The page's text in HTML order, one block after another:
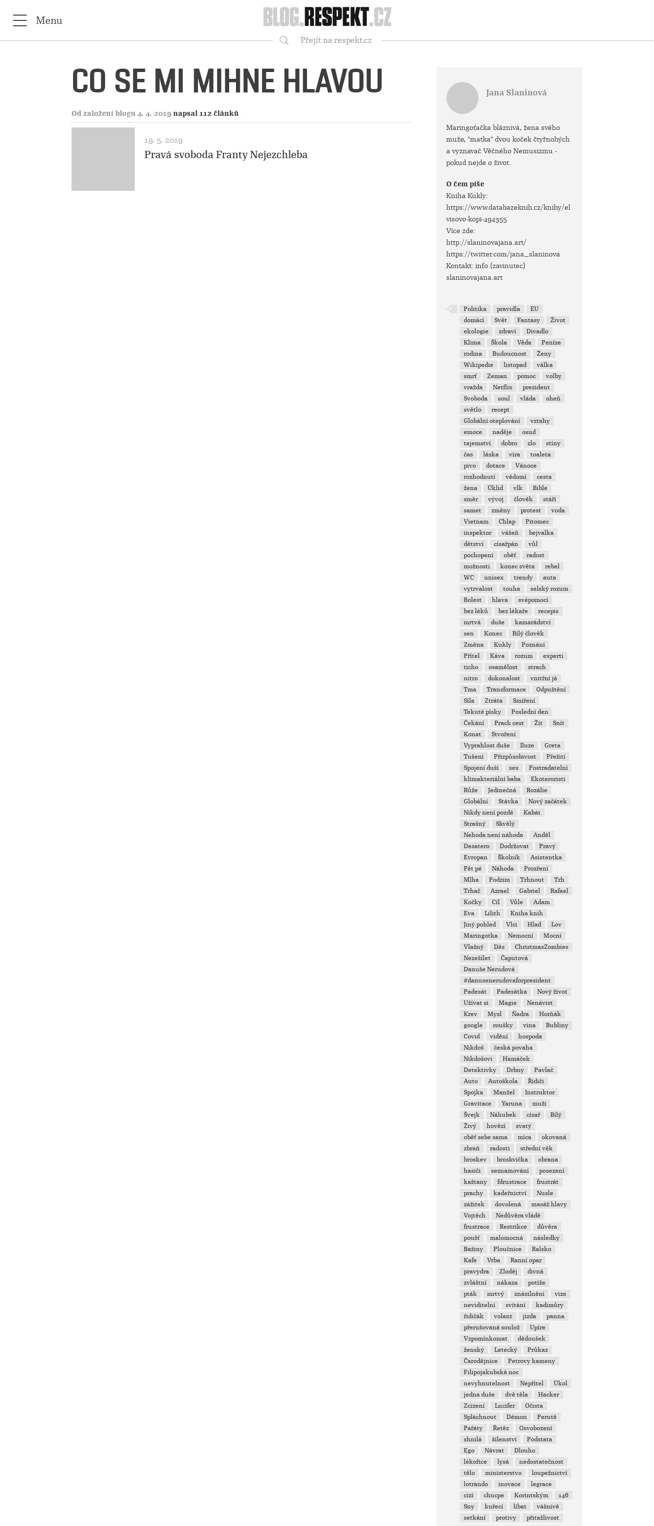
Respekt
Menu
Přejít na respekt.cz
CO SE MI MIHNE HLAVOU
Od založení blogu 4. 4. 2019 napsal 112 článků
19. 5. 2019
Pravá svoboda Franty Nejezchleba
Jana Slaninová
Maringoťačka bláznivá, žena svého
muže, "matka" dvou koček čtyřnohých
a vyznavač Věčného Nemusizmu -
pokud nejde o život.
O čem píše
Kniha Kukly:
https://www.databazeknih.cz/knihy/el
visovo-kopi-494355
Více zde:
http://slaninovajana.art/
https://twitter.com/jana_slaninova
Kontakt: info (zavinutec)
slaninovajana.art
Politika pravidla
EU
domácí
Svět Fantasy
Život
ekologie
zdraví
Divadlo
Klima
Škola Věda
Peníze
rodina
Budoucnost
Ženy
Wikipedie
listopad
válka
smrť
Zeman pomoc
volby
vražda
Netflix
prezident
Svoboda
soul vláda
oheň
světlo
recept
Globální oteplování
vztahy
emoce
naděje
osud
tajemství
dobro zlo
stíny
čas
láska víra
toaleta
pivo
dotace
Vánoce
rozhodnutí
vědomí
cesta
žena
Úklid vlk
Bible
směr
vývoj člověk
stáří
samet
změny protest
voda
Vietnam
Chlap
Pitomec
inspektor
vášeň
bejvalka
dětství
císařpán
vůl
pochopení
oběť
radost
možnosti
konec světa
rebel
WC
unisex trendy
auta
vytrvalost
touha
selský rozum
Bolest
hlava
svépomocí
bez léků
bez lékaře
recepis
mrtvá
duše
kamarádství
sen
Konec
Bílý člověk
Změna
Kukly
Poznání
Přítel
Káva rozum
experti
ticho
osamělost
strach
nitro
dokonalost
vnitřní já
Tma
Transformace
Odpuštění
Síla
Ztráta
Smíření
Tekuté písky
Poslední den
Čekání
Prach cest Žít
Snít
Konat
Stvoření
Vyprahlost duše
Iluze
Greta
Tušení
Přizpůsobivost
Přežití
Spojení duší
sex
Postradatelní
klimakteriální baba
Ekoteroristi
Růže
Jedinečná
Rozálie
Globální
Stávka
Nový začátek
Nikdy není pozdě
Kabát
Strašný
Skvělý
Nehoda není náhoda
Anděl
Desatero
Dodržovat
Pravý
Evropan
Školník
Asistentka
Pět pé
Náhoda
Prozření
Mlha
Podzim Trhnout
Trh
Trhač
Azrael Gabriel
Rafael
Kočky
Cíl Vůle
Adam
Eva
Lilith
Kniha knih
Jiný pohled
Vlci Hlad
Lov
Maringotka
Nemocní
Mocní
Vlažný
Děs
ChristmasZombies
Nezešílet
Čaputová
Danuše Nerudová
#danusenerudovaforpresident
Padesát
Padesátka
Nový život
Užívat si
Magie
Nenávist
Krev
Mysl Ňadra
Horňák
google
roušky vina
Bubliny
Covid
vidění
hospoda
Nikdoš
česká povaha
Nikdošovi
Hamáček
Detektivky
Drbny
Pavlač
Auto
Autoškola
Řidiči
Spojka
Manžel
Instruktor
Gravitace
Yaruna
muži
Švejk
Náhubek císař
Bílý
Živý
hovězí
svatý
oběť sebe sama
míca
okovaná
zbraň
radosti
střední věk
broskev
broskvička
obrana
hasiči
seznamování
posezení
kaštany
fdrustrace
frustrát
prachy
kadeřnictví
Nusle
zážitek
dovolená
masáž hlavy
Vojtěch
Nedůvěra vládě
frustrace
Restrikce
důvěra
poušť
malomocná
následky
Bažiny
Ploučnice
Ralsko
Kafe
Vrba
Ranní opar
pravydra
Zloděj
divná
zvláštní
nákaza
potíže
pták
mrtvý znásilnění
vize
neviditelní
svítání
kadimůry
řidičák
volant jízda
panna
přerušovaná soulož
Upíre
Vzpomínkomat
dědoušek
ženský
Letecký
Průkaz
Čarodějnice
Petrovy kameny
Filipojakubská noc
nevyhnutelnost
Nepřítel
Úkol
jedna duše
dvě těla
Hacker
Zcizení
Lucifer
Očista
Spláchnout
Démon
Perutě
Pařáty
Řetěz
Osvobození
shnilá
šílenství
Podstata
Ego
Návrat
Dlouho
lékořice
lysá
nedostatečnost
tělo
ministerstvo
loupežnictví
lotrando
inovace
legrace
cizí
chucpe Korintským
146
Sny
kuřecí líbat
vášnivě
setkání
protivy přitažlivost